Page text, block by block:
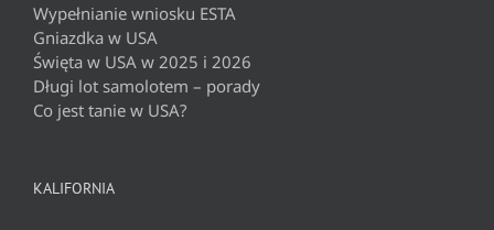
Wypełnianie wniosku ESTA
Gniazdka w USA
Święta w USA w 2025 i 2026
Długi lot samolotem – porady
Co jest tanie w USA?
KALIFORNIA